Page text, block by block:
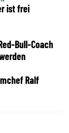
ist frei
Bull-Coach
Ralf